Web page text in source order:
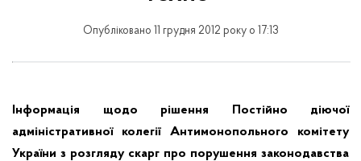
Опубліковано 11 грудня 2012 року о 17:13
Інформація щодо рішення Постійно діючої
адміністративної колегії Антимонопольного комітету
України з розгляду скарг про порушення законодавства